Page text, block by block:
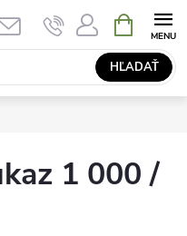
HĽADAŤ
KOŠÍK
1 000 /